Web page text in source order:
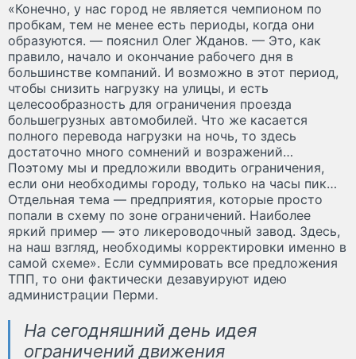
«Конечно, у нас город не является чемпионом по
пробкам, тем не менее есть периоды, когда они
образуются. — пояснил Олег Жданов. — Это, как
правило, начало и окончание рабочего дня в
большинстве компаний. И возможно в этот период,
чтобы снизить нагрузку на улицы, и есть
целесообразность для ограничения проезда
большегрузных автомобилей. Что же касается
полного перевода нагрузки на ночь, то здесь
достаточно много сомнений и возражений…
Поэтому мы и предложили вводить ограничения,
если они необходимы городу, только на часы пик…
Отдельная тема — предприятия, которые просто
попали в схему по зоне ограничений. Наиболее
яркий пример — это ликероводочный завод. Здесь,
на наш взгляд, необходимы корректировки именно в
самой схеме». Если суммировать все предложения
ТПП, то они фактически дезавуируют идею
администрации Перми.
На сегодняшний день идея
ограничений движения